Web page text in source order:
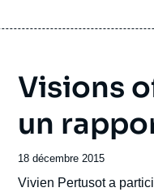
Visions
un
Date
de
18 décembre 2015
Accroche
Vivien Pertusot a